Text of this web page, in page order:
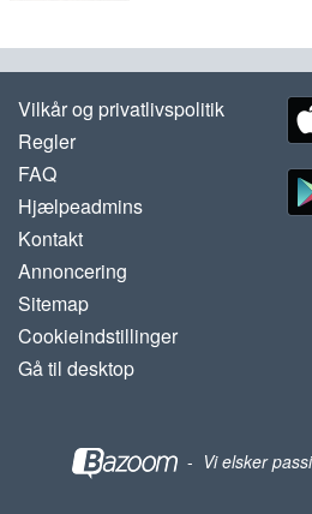
Vilkår og privatlivspolitik
Regler
FAQ
Hjælpeadmins
Kontakt
Annoncering
Sitemap
Cookieindstillinger
Gå til desktop
- Vi elsker